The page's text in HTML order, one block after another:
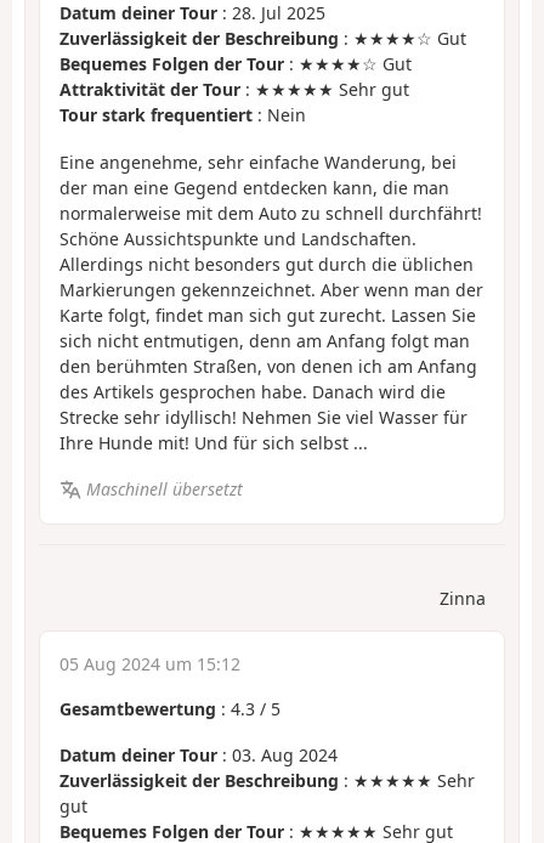
Datum deiner Tour : 28. Jul 2025
Zuverlässigkeit der Beschreibung : ★★★★☆ Gut
Bequemes Folgen der Tour : ★★★★☆ Gut
Attraktivität der Tour : ★★★★★ Sehr gut
Tour stark frequentiert : Nein
Eine angenehme, sehr einfache Wanderung, bei
der man eine Gegend entdecken kann, die man
normalerweise mit dem Auto zu schnell durchfährt!
Schöne Aussichtspunkte und Landschaften.
Allerdings nicht besonders gut durch die üblichen
Markierungen gekennzeichnet. Aber wenn man der
Karte folgt, findet man sich gut zurecht. Lassen Sie
sich nicht entmutigen, denn am Anfang folgt man
den berühmten Straßen, von denen ich am Anfang
des Artikels gesprochen habe. Danach wird die
Strecke sehr idyllisch! Nehmen Sie viel Wasser für
Ihre Hunde mit! Und für sich selbst ...
Maschinell übersetzt
Zinna
05 Aug 2024 um 15:12
Gesamtbewertung : 4.3 / 5
Datum deiner Tour : 03. Aug 2024
Zuverlässigkeit der Beschreibung : ★★★★★ Sehr
gut
Bequemes Folgen der Tour : ★★★★★ Sehr gut